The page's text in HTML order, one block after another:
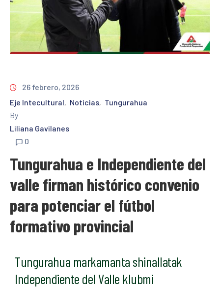
26 febrero, 2026
Eje Intecultural‚ Noticias‚ Tungurahua
By
Liliana Gavilanes
0
Tungurahua e Independiente del
valle firman histórico convenio
para potenciar el fútbol
formativo provincial
Tungurahua markamanta shinallatak
Independiente del Valle klubmi